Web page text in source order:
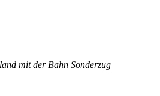
mit der Bahn Sonderzug